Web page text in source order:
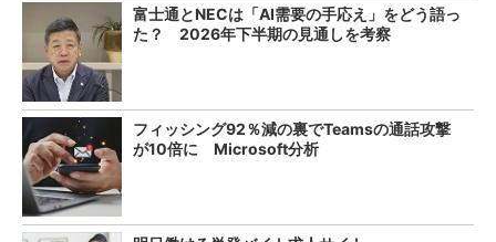
富士通とNECは「AI需要の手応え」をどう語っ
た？ 2026年下半期の見通しを考察
フィッシング92％減の裏でTeamsの通話攻撃
が10倍に Microsoft分析